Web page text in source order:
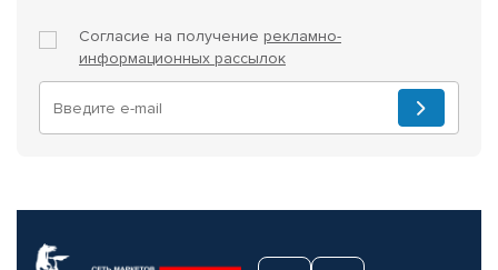
Согласие на получение рекламно-
информационных рассылок